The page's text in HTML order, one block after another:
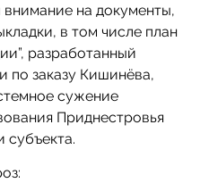
на документы,
в том числе план
разработанный
по заказу Кишинёва,
сужение
Приднестровья
субъекта.